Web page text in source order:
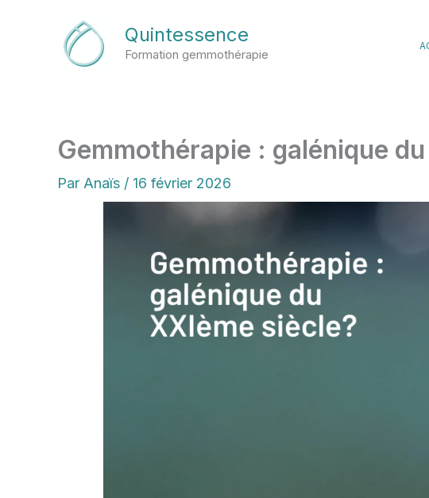
Quintessence
Formation gemmothérapie
Gemmothérapie : galénique
Par Anaïs / 16 février 2026